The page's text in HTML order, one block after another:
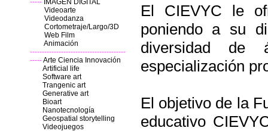
-----
IMAGEN DIGITAL
Videoarte
Videodanza
Cortometraje/Largo/3D
Web Film
Animación
----------------------------------------
-----Arte Ciencia Innovación
Artificial life
Software art
Trangenic art
Generative art
Bioart
Nanotecnología
Geospatial storytelling
Videojuegos
El CIEVYC le
poniendo a su
diversidad de
especialización
El objetivo de la
educativo